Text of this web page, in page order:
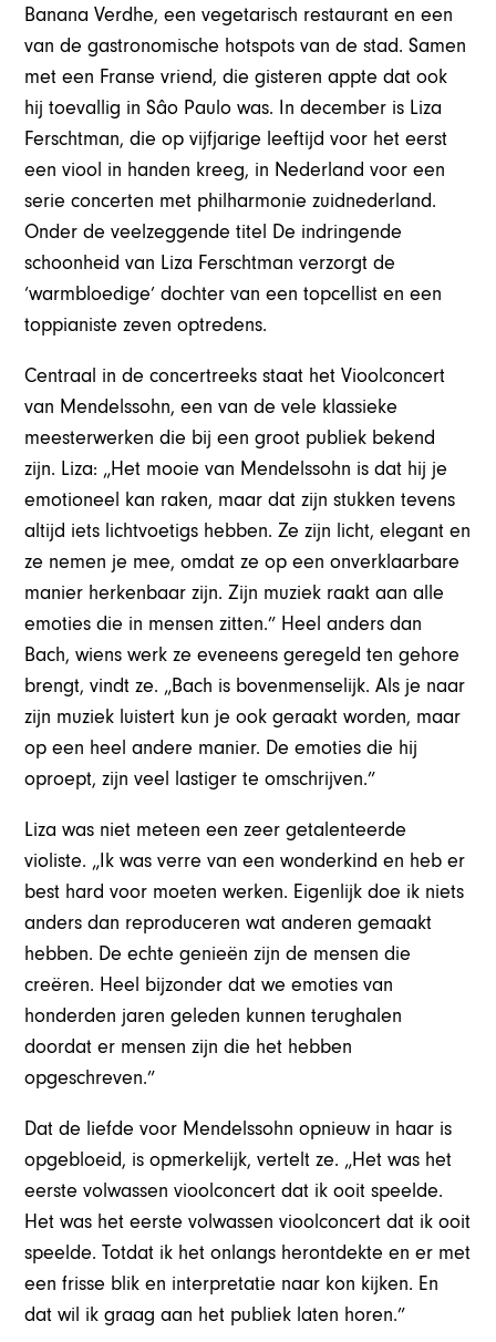
Banana Verdhe, een vegetarisch restaurant en een
van de gastronomische hotspots van de stad. Samen
met een Franse vriend, die gisteren appte dat ook
hij toevallig in Sâo Paulo was. In december is Liza
Ferschtman, die op vijfjarige leeftijd voor het eerst
een viool in handen kreeg, in Nederland voor een
serie concerten met philharmonie zuidnederland.
Onder de veelzeggende titel De indringende
schoonheid van Liza Ferschtman verzorgt de
‘warmbloedige’ dochter van een topcellist en een
toppianiste zeven optredens.
Centraal in de concertreeks staat het Vioolconcert
van Mendelssohn, een van de vele klassieke
meesterwerken die bij een groot publiek bekend
zijn. Liza: „Het mooie van Mendelssohn is dat hij je
emotioneel kan raken, maar dat zijn stukken tevens
altijd iets lichtvoetigs hebben. Ze zijn licht, elegant en
ze nemen je mee, omdat ze op een onverklaarbare
manier herkenbaar zijn. Zijn muziek raakt aan alle
emoties die in mensen zitten.” Heel anders dan
Bach, wiens werk ze eveneens geregeld ten gehore
brengt, vindt ze. „Bach is bovenmenselijk. Als je naar
zijn muziek luistert kun je ook geraakt worden, maar
op een heel andere manier. De emoties die hij
oproept, zijn veel lastiger te omschrijven.”
Liza was niet meteen een zeer getalenteerde
violiste. „Ik was verre van een wonderkind en heb er
best hard voor moeten werken. Eigenlijk doe ik niets
anders dan reproduceren wat anderen gemaakt
hebben. De echte genieën zijn de mensen die
creëren. Heel bijzonder dat we emoties van
honderden jaren geleden kunnen terughalen
doordat er mensen zijn die het hebben
opgeschreven.”
Dat de liefde voor Mendelssohn opnieuw in haar is
opgebloeid, is opmerkelijk, vertelt ze. „Het was het
eerste volwassen vioolconcert dat ik ooit speelde.
Het was het eerste volwassen vioolconcert dat ik ooit
speelde. Totdat ik het onlangs herontdekte en er met
een frisse blik en interpretatie naar kon kijken. En
dat wil ik graag aan het publiek laten horen.”